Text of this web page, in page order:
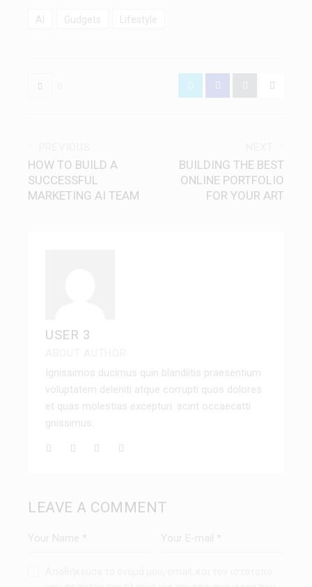
AI Gudgets Lifestyle
HOW TO BUILD A
SUCCESSFUL
MARKETING AI TEAM
BUILDING THE BEST
ONLINE PORTFOLIO
FOR YOUR ART
USER 3
Ignissimos ducimus quin blandiitis praesentium
voluptatem deleniti atque corrupti quos dolores
et quas molestias excepturi. scint occaecatti
gnissimus.
LEAVE A COMMENT